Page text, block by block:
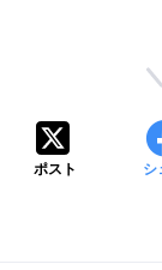
ポスト シ